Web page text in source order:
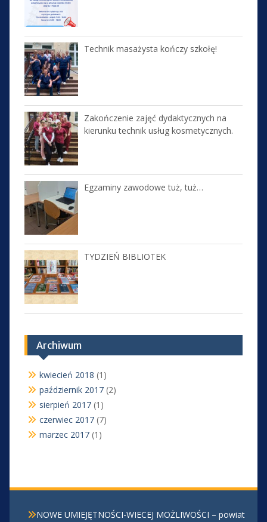
Technik masażysta kończy szkołę!
Zakończenie zajęć dydaktycznych na
kierunku technik usług kosmetycznych.
Egzaminy zawodowe tuż, tuż…
TYDZIEŃ BIBLIOTEK
Archiwum
kwiecień 2018 (1)
październik 2017(2)
sierpień 2017(1)
czerwiec 2017(7)
marzec 2017(1)
NOWE UMIEJĘTNOŚCI-WIECEJ MOŻLIWOŚCI – powiat